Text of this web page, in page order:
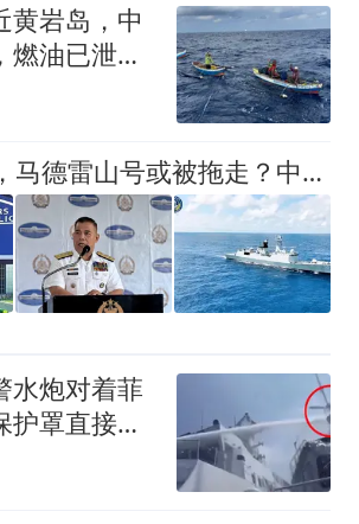
黄岩岛，中
燃油已泄
第15次补给，马德雷山号或被拖走？中方祭出王炸，专打菲军巡逻机
水炮对着菲
护罩直接被